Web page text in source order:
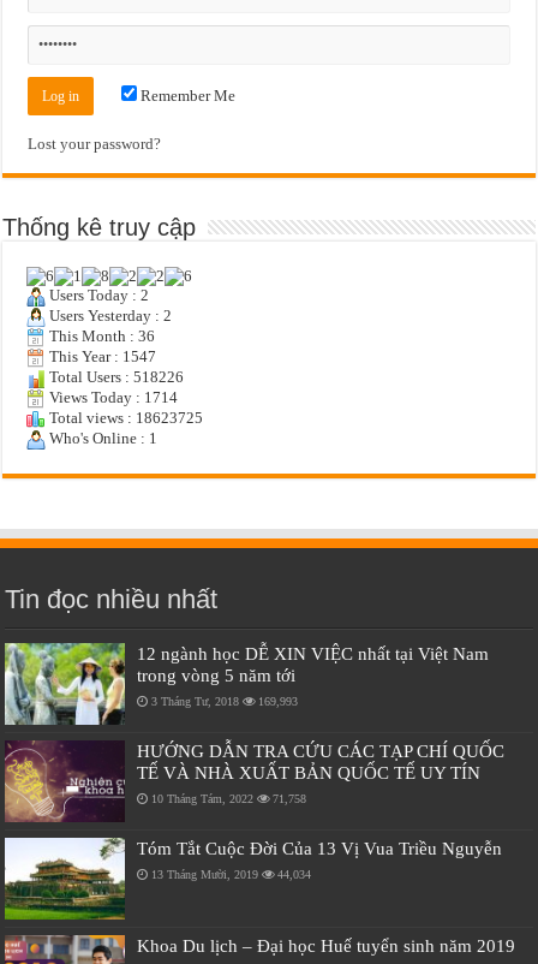
Remember Me
Lost your password?
Thống kê truy cập
Users Today : 2
Users Yesterday : 2
This Month : 36
This Year : 1547
Total Users : 518226
Views Today : 1714
Total views : 18623725
Who's Online : 1
Tin đọc nhiều nhất
12 ngành học DỄ XIN VIỆC nhất tại Việt Nam
trong vòng 5 năm tới
3 Tháng Tư, 2018 169,993
HƯỚNG DẪN TRA CỨU CÁC TẠP CHÍ QUỐC
TẾ VÀ NHÀ XUẤT BẢN QUỐC TẾ UY TÍN
10 Tháng Tám, 2022 71,758
Tóm Tắt Cuộc Đời Của 13 Vị Vua Triều Nguyễn
13 Tháng Mười, 2019 44,034
Khoa Du lịch – Đại học Huế tuyển sinh năm 2019